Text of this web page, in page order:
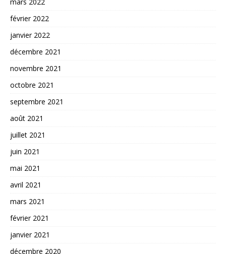
mars 2022
février 2022
janvier 2022
décembre 2021
novembre 2021
octobre 2021
septembre 2021
août 2021
juillet 2021
juin 2021
mai 2021
avril 2021
mars 2021
février 2021
janvier 2021
décembre 2020